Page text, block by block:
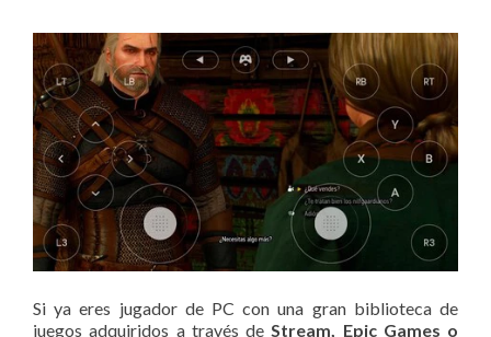
Si ya eres jugador de PC con una gran biblioteca de
juegos adquiridos a través deStream, Epic Games o